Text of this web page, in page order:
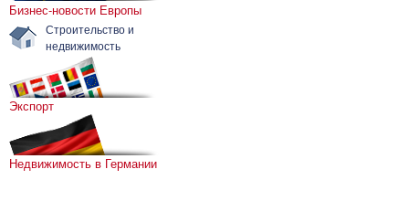
Бизнес-новости Европы
Строительство и
недвижимость
Экспорт
Недвижимость в Германии